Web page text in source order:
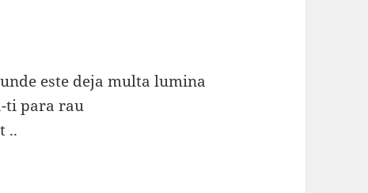
este deja multa lumina
ti para rau
..